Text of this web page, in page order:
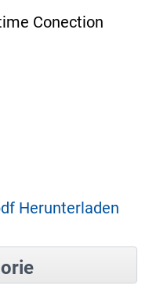
Conection
Herunterladen